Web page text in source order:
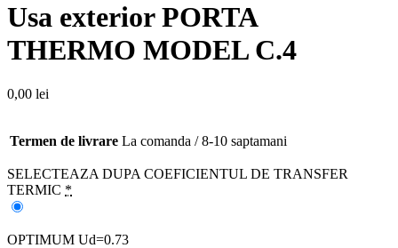
Usa exterior PORTA
THERMO MODEL C.4
0,00 lei
Termen de livrare La comanda / 8-10 saptamani
SELECTEAZA DUPA COEFICIENTUL DE TRANSFER
TERMIC *
OPTIMUM Ud=0.73